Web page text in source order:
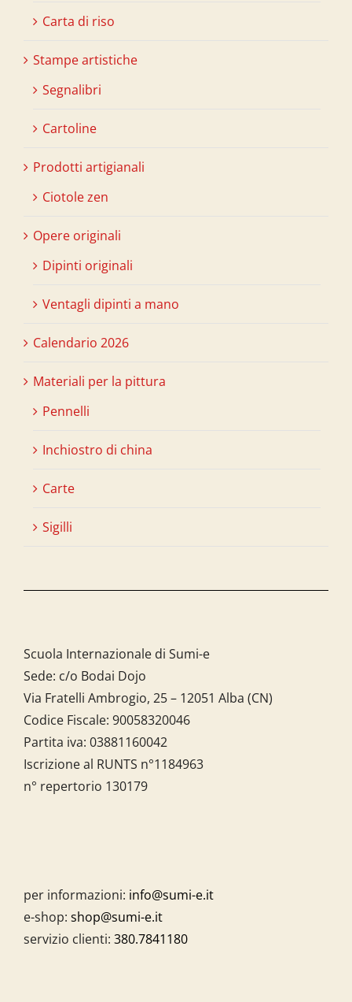
Carta di riso
Stampe artistiche
Segnalibri
Cartoline
Prodotti artigianali
Ciotole zen
Opere originali
Dipinti originali
Ventagli dipinti a mano
Calendario 2026
Materiali per la pittura
Pennelli
Inchiostro di china
Carte
Sigilli
Scuola Internazionale di Sumi-e
Sede: c/o Bodai Dojo
Via Fratelli Ambrogio, 25 – 12051 Alba (CN)
Codice Fiscale: 90058320046
Partita iva: 03881160042
Iscrizione al RUNTS n°1184963
n° repertorio 130179
per informazioni: info@sumi-e.it
e-shop: shop@sumi-e.it
servizio clienti: 380.7841180